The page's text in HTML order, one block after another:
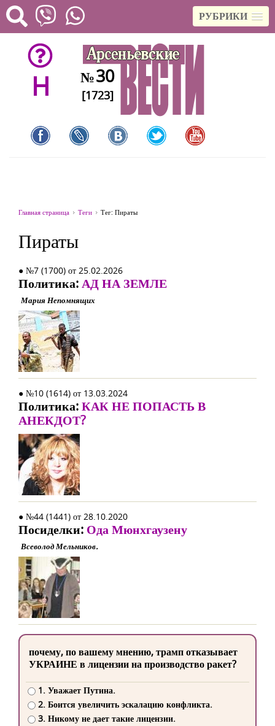
РУБРИКИ
H №30
[1723]
Главная страница Теги Тег: Пираты
Пираты
● №7 (1700) от 25.02.2026
Политика:АД НА ЗЕМЛЕ
Мария Непомнящих
● №10 (1614) от 13.03.2024
Политика:КАК НЕ ПОПАСТЬ В
АНЕКДОТ?
● №44 (1441) от 28.10.2020
Посиделки: Ода Мюнхгаузену
Всеволод Мельников.
почему, по вашему мнению, трамп отказывает
УКРАИНЕ в лицензии на производство ракет?
1. Уважает Путина.
2. Боится увеличить эскалацию конфликта.
3. Никому не дает такие лицензии.